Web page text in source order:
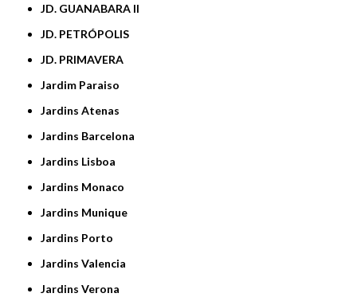
JD. GUANABARA II
JD. PETRÓPOLIS
JD. PRIMAVERA
Jardim Paraiso
Jardins Atenas
Jardins Barcelona
Jardins Lisboa
Jardins Monaco
Jardins Munique
Jardins Porto
Jardins Valencia
Jardins Verona